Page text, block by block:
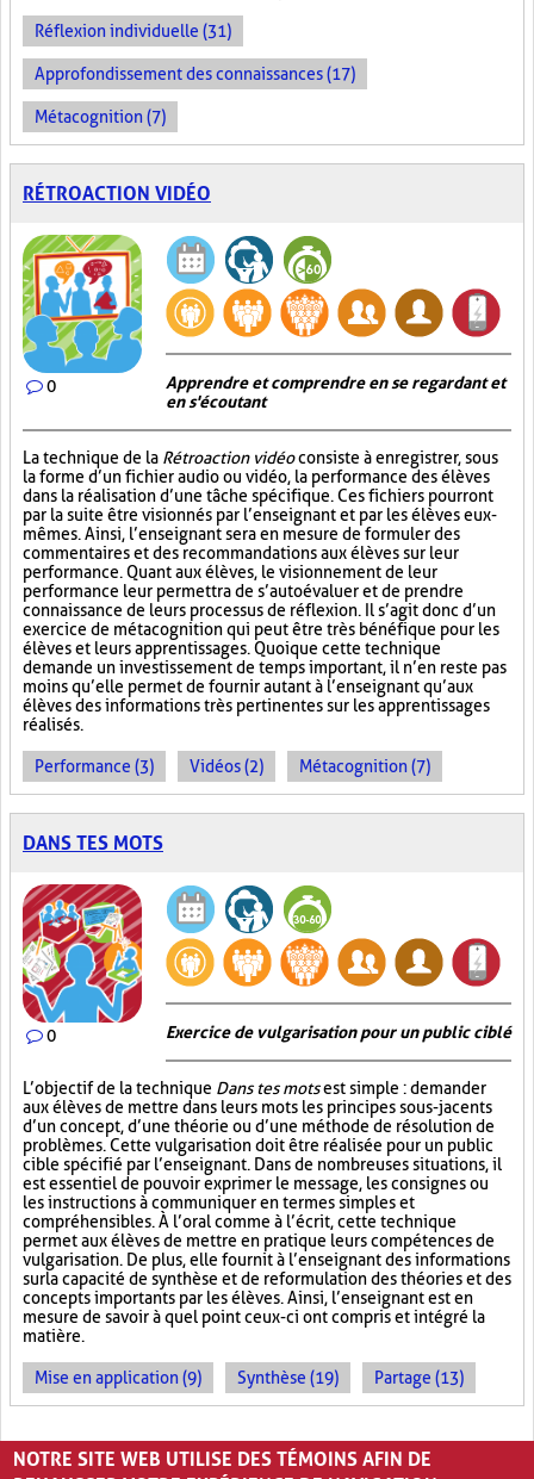
Réflexion individuelle (31)
Approfondissement des connaissances (17)
Métacognition (7)
RÉTROACTION VIDÉO
0
Apprendre et comprendre en se regardant et
en s'écoutant
La technique de la Rétroaction vidéoconsiste à enregistrer, sous
la forme d’un fichier audio ou vidéo, la performance des élèves
dans la réalisation d’une tâche spécifique. Ces fichiers pourront
par la suite être visionnés par l’enseignant et par les élèves eux-
mêmes. Ainsi, l’enseignant sera en mesure de formuler des
commentaires et des recommandations aux élèves sur leur
performance. Quant aux élèves, le visionnement de leur
performance leur permettra de s’autoévaluer et de prendre
connaissance de leurs processus de réflexion. Il s’agit donc d’un
exercice de métacognition qui peut être très bénéfique pour les
élèves et leurs apprentissages. Quoique cette technique
demande un investissement de temps important, il n’en reste pas
moins qu’elle permet de fournir autant à l’enseignant qu’aux
élèves des informations très pertinentes sur les apprentissages
réalisés.
Performance (3) Vidéos (2) Métacognition (7)
DANS TES MOTS
0 Exercice de vulgarisation pour un public ciblé
L’objectif de la technique Dans tes motsest simple : demander
aux élèves de mettre dans leurs mots les principes sous-jacents
d’un concept, d’une théorie ou d’une méthode de résolution de
problèmes. Cette vulgarisation doit être réalisée pour un public
cible spécifié par l’enseignant. Dans de nombreuses situations, il
est essentiel de pouvoir exprimer le message, les consignes ou
les instructions à communiquer en termes simples et
compréhensibles. À l’oral comme à l’écrit, cette technique
permet aux élèves de mettre en pratique leurs compétences de
vulgarisation. De plus, elle fournit à l’enseignant des informations
sur la capacité de synthèse et de reformulation des théories et des
concepts importants par les élèves. Ainsi, l’enseignant est en
mesure de savoir à quel point ceux-ci ont compris et intégré la
matière.
Mise en application (9) Synthèse (19) Partage (13)
PAGES
1 2 3 › »
NOTRE SITE WEB UTILISE DES TÉMOINS AFIN DE